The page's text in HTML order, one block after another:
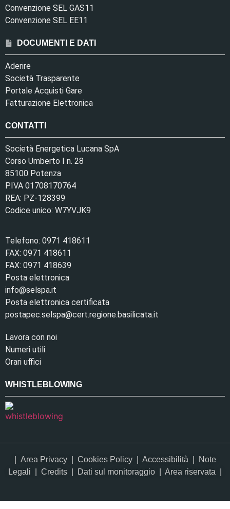
Convenzione SEL GAS11
Convenzione SEL EE11
DOCUMENTI E DATI
Aderire
Società Trasparente
Portale Acquisti Gare
Fatturazione Elettronica
CONTATTI
Società Energetica Lucana SpA
Corso Umberto I n. 28
85100 Potenza
P.IVA 01708170764
REA: PZ-128399
Codice unico: W7YVJK9
Telefono: 0971 418611
FAX: 0971 418611
FAX: 0971 418639
Posta elettronica
info@selspa.it
Posta elettronica certificata
postapec.selspa@cert.regione.basilicata.it
Lavora con noi
Numeri utili
Orari uffici
WHISTLEBLOWING
Area Privacy| Cookies Policy| Accessibilità
Note
Legali
Credits | Dati sul monitoraggio | Area riservata |